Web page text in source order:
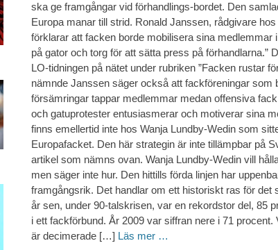
ska ge framgångar vid förhandlings-bordet. Den
Europa manar till strid. Ronald Janssen, rådgivare
förklarar att facken borde mobilisera sina medlemmar
på gator och torg för att sätta press på förhandlarna.”
LO-tidningen på nätet under rubriken ”Facken rustar
nämnde Janssen säger också att fackföreningar som
försämringar tappar medlemmar medan offensiva
och gatuprotester entusiasmerar och motiverar sina
finns emellertid inte hos Wanja Lundby-Wedin som
Europafacket. Den här strategin är inte tillämpbar på
artikel som nämns ovan. Wanja Lundby-Wedin vill
men säger inte hur. Den hittills förda linjen har
framgångsrik. Det handlar om ett historiskt ras för det
år sen, under 90-talskrisen, var en rekordstor del, 85
i ett fackförbund. År 2009 var siffran nere i 71
är decimerade […] Läs mer …